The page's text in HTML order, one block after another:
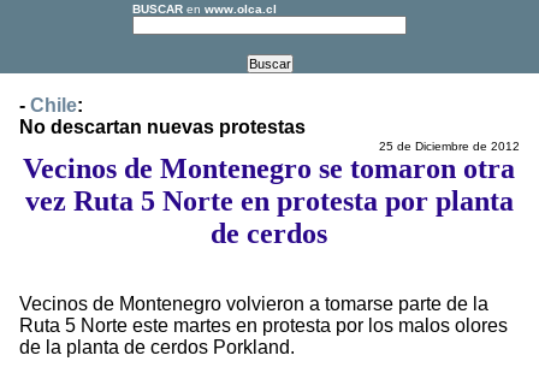
BUSCAR en www.olca.cl
- Chile:
No descartan nuevas protestas
25 de Diciembre de 2012
Vecinos de Montenegro se tomaron otra
vez Ruta 5 Norte en protesta por planta
de cerdos
Vecinos de Montenegro volvieron a tomarse parte de la
Ruta 5 Norte este martes en protesta por los malos olores
de la planta de cerdos Porkland.